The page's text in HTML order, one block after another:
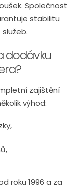
Společnost
stabilitu
dodávku
zajištění
výhod:
roku 1996 a za